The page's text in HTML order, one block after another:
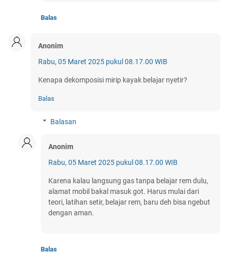
Balas
Anonim
Rabu, 05 Maret 2025 pukul 08.17.00 WIB
Kenapa dekomposisi mirip kayak belajar nyetir?
Balas
Balasan
Anonim
Rabu, 05 Maret 2025 pukul 08.17.00 WIB
Karena kalau langsung gas tanpa belajar rem dulu,
alamat mobil bakal masuk got. Harus mulai dari
teori, latihan setir, belajar rem, baru deh bisa ngebut
dengan aman.
Balas